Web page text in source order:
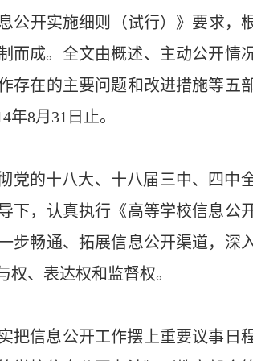
公开实施细则（试行）》要求，
而成。全文由概述、主动公开情
存在的主要问题和改进措施等五
年8月 31 日止。
党的十八大、十八届三中、四中
下，认真执行 《高等学校信息公
步畅通、拓展信息公开渠道，深
、表达权和监督权。
把信息公开工作摆上重要议事日